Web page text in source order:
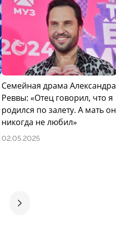
Семейная драма Александра
Реввы: «Отец говорил, что я
родился по залету. А мать он
никогда не любил»
02.05.2025